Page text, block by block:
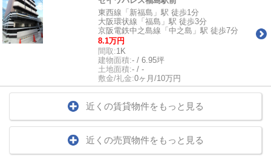
東西線「新福島」駅 徒歩1分
大阪環状線「福島」駅 徒歩3分
京阪電鉄中之島線「中之島」駅 徒歩7分
8.1万円
間取:1K
建物面積:- / 6.95坪
土地面積:- / -
敷金/礼金:0ヶ月/10万円
近くの賃貸物件をもっと見る
近くの売買物件をもっと見る